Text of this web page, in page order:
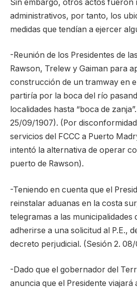
Sin embargo, otros actos fueron
administrativos, por tanto, los
medidas que tendían a ejercer
-Reunión de los Presidentes de
Rawson, Trelew y Gaiman para
construcción de un tramway en
partiría por la boca del río
localidades hasta “boca de
25/09/1907). (Por
servicios del FCCC a Puerto
intentó la alternativa de operar
puerto de Rawson).
-Teniendo en cuenta que el
reinstalar aduanas en la costa
telegramas a las municipalidades
adherirse a una solicitud al P.E.,
decreto perjudicial. (Sesión 2. 08/
-Dado que el gobernador del
anuncia que el Presidente viajará